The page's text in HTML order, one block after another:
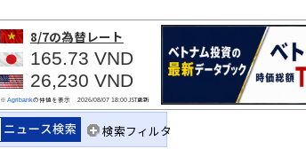
8/7の為替レート
165.73 VND
26,230 VND
※ Agribankの仲値を表示 2026/08/07 18:00JST更新
検索フィルタ